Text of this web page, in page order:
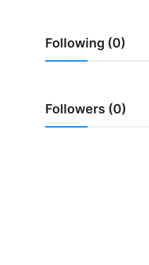
Indonesia
Following (0)
Followers (0)